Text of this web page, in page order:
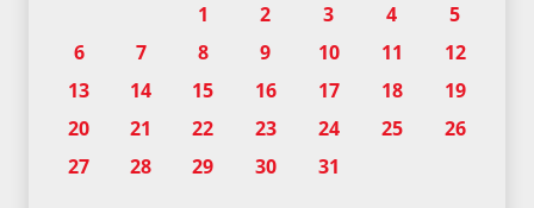
1 2 3 4
5
6
7 8 9 10 11
12
13
14 15 16 17 18
19
20
21 22 23 24 25
26
27
28 29 30 31